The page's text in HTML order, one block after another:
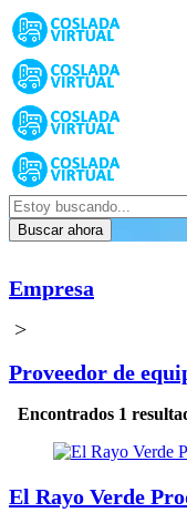
Buscar ahora
Empresa
>
Proveedor de
Encontrados 1
El Rayo Verde